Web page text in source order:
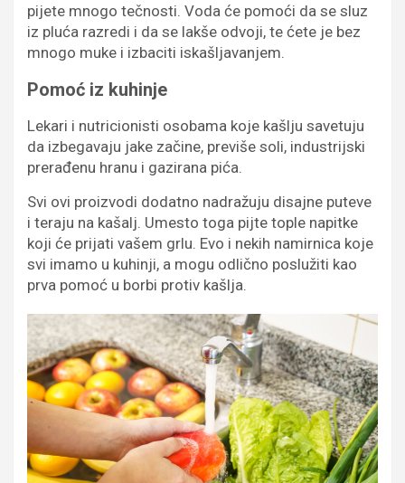
pijete mnogo tečnosti. Voda će pomoći da se sluz
iz pluća razredi i da se lakše odvoji, te ćete je bez
mnogo muke i izbaciti iskašljavanjem.
Pomoć iz kuhinje
Lekari i nutricionisti osobama koje kašlju savetuju
da izbegavaju jake začine, previše soli, industrijski
prerađenu hranu i gazirana pića.
Svi ovi proizvodi dodatno nadražuju disajne puteve
i teraju na kašalj. Umesto toga pijte tople napitke
koji će prijati vašem grlu. Evo i nekih namirnica koje
svi imamo u kuhinji, a mogu odlično poslužiti kao
prva pomoć u borbi protiv kašlja.